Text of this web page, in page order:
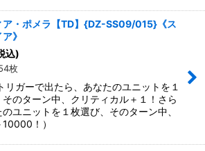
ア・ポメラ【TD】{DZ-SS09/015}《ス
》
込)
枚
ーで出たら、あなたのユニットを１
のターン中、クリティカル＋１！さら
ユニットを１枚選び、そのターン中、
！）